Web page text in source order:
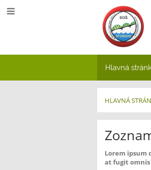
Hlavná
HLAVNÁ
Učebne
Lorem ipsum
at fugit